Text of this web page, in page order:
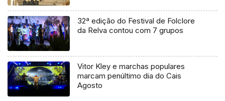
32ª edição do Festival de Folclore
da Relva contou com 7 grupos
Vitor Kley e marchas populares
marcam penúltimo dia do Cais
Agosto